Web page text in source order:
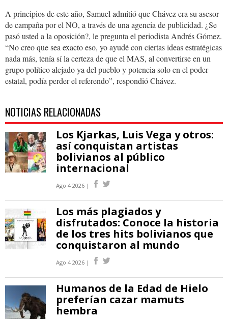
A principios de este año, Samuel admitió que Chávez era su asesor
de campaña por el NO, a través de una agencia de publicidad. ¿Se
pasó usted a la oposición?, le pregunta el periodista Andrés Gómez.
“No creo que sea exacto eso, yo ayudé con ciertas ideas estratégicas
nada más, tenía sí la certeza de que el MAS, al convertirse en un
grupo político alejado ya del pueblo y potencia solo en el poder
estatal, podía perder el referendo”, respondió Chávez.
NOTICIAS RELACIONADAS
Los Kjarkas, Luis Vega y otros:
así conquistan artistas
bolivianos al público
internacional
Ago 4 2026 |
Los más plagiados y
disfrutados: Conoce la historia
de los tres hits bolivianos que
conquistaron al mundo
Ago 4 2026 |
Humanos de la Edad de Hielo
preferían cazar mamuts
hembra